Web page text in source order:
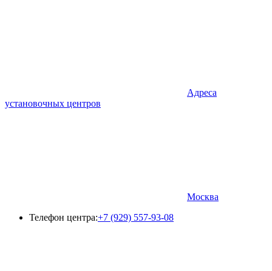
Адреса
установочных центров
Москва
Телефон центра:+7 (929) 557-93-08